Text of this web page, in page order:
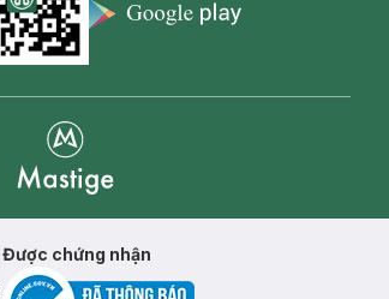
Appstore icon
Được chứng nhận